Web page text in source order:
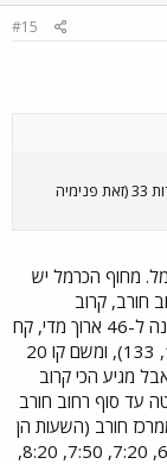
#15
איך אני מגיע מהאר שבע לחיפה לרח' יערות 33 (זאת פנימיה
מחוף הכרמל יש
לסוף רחוב חורב, קרוב
לפנימיה. 2. אם אתה רואה שזמן ההמתנה ל-46 ארוך מדי, קח
כל קו למרכז חורב (11, 99, 123, 125, 133), ומשם קו 20
מגיע הכי קרוב
עד סוף רחוב חורב
30, 37). לוח הזמנים של קו 20 ממרכז חורב (השעות הן
מקורבות כי האוטובוס מגיע מהדר): 6:50, 7:20, 7:50, 8:20,